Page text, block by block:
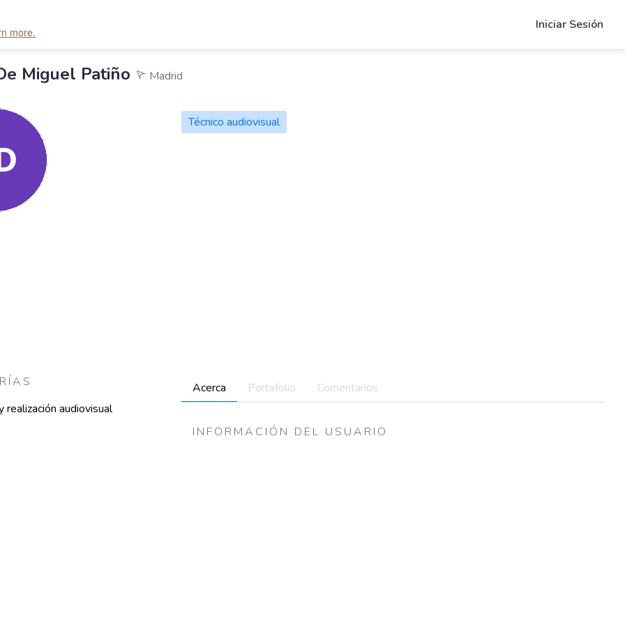
Iniciar Sesión
Miguel Patiño Madrid
Técnico audiovisual
realización audiovisual
Acerca Portafolio Comentarios
INFORMACIÓN DEL USUARIO
more.
span> <span style="display: block"><strong style="font-weight: bold">Please alert the admin</strong> to check the current